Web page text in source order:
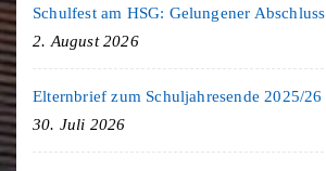
2. August 2026
Elternbrief zum Schuljahresende 2025/26
30. Juli 2026